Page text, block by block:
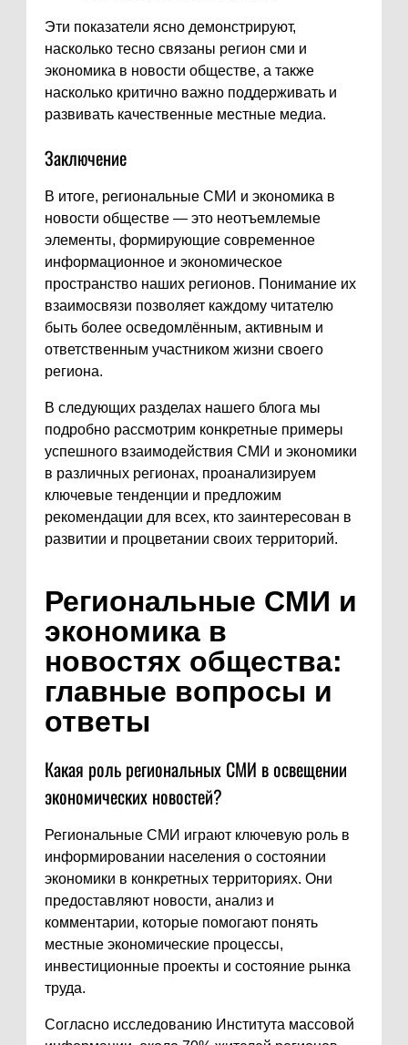
Эти показатели ясно демонстрируют,
насколько тесно связаны регион сми и
экономика в новости обществе, а также
насколько критично важно поддерживать и
развивать качественные местные медиа.
Заключение
В итоге, региональные СМИ и экономика в
новости обществе — это неотъемлемые
элементы, формирующие современное
информационное и экономическое
пространство наших регионов. Понимание их
взаимосвязи позволяет каждому читателю
быть более осведомлённым, активным и
ответственным участником жизни своего
региона.
В следующих разделах нашего блога мы
подробно рассмотрим конкретные примеры
успешного взаимодействия СМИ и экономики
в различных регионах, проанализируем
ключевые тенденции и предложим
рекомендации для всех, кто заинтересован в
развитии и процветании своих территорий.
Региональные СМИ и
экономика в
новостях общества:
главные вопросы и
ответы
Какая роль региональных СМИ в освещении
экономических новостей?
Региональные СМИ играют ключевую роль в
информировании населения о состоянии
экономики в конкретных территориях. Они
предоставляют новости, анализ и
комментарии, которые помогают понять
местные экономические процессы,
инвестиционные проекты и состояние рынка
труда.
Согласно исследованию Института массовой